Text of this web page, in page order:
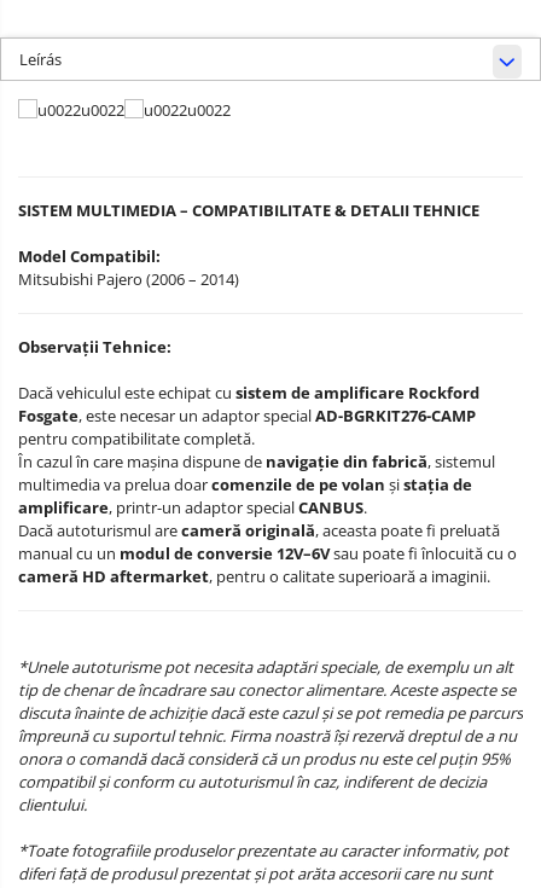
Leírás
SISTEM MULTIMEDIA – COMPATIBILITATE & DETALII TEHNICE
Model Compatibil:
Mitsubishi Pajero (2006 – 2014)
Observații Tehnice:
Dacă vehiculul este echipat cu sistem de amplificare Rockford
Fosgate, este necesar un adaptor specialAD-BGRKIT276-CAMP
pentru compatibilitate completă.
În cazul în care mașina dispune de navigație din fabrică, sistemul
multimedia va prelua doarcomenzile de pe volan șistația de
amplificare, printr-un adaptor specialCANBUS.
Dacă autoturismul arecameră originală, aceasta poate fi preluată
manual cu un modul de conversie 12V–6Vsau poate fi înlocuită cu o
cameră HD aftermarket, pentru o calitate superioară a imaginii.
*Unele autoturisme pot necesita adaptări speciale, de exemplu un alt
tip de chenar de încadrare sau conector alimentare. Aceste aspecte se
discuta înainte de achiziție dacă este cazul și se pot remedia pe parcurs
împreună cu suportul tehnic. Firma noastră își rezervă dreptul de a nu
onora o comandă dacă consideră că un produs nu este cel puțin 95%
compatibil și conform cu autoturismul în caz, indiferent de decizia
clientului.
*Toate fotografiile produselor prezentate au caracter informativ, pot
diferi față de produsul prezentat și pot arăta accesorii care nu sunt